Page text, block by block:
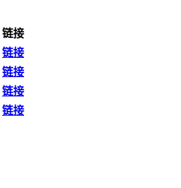
链接
链接
链接
链接
链接